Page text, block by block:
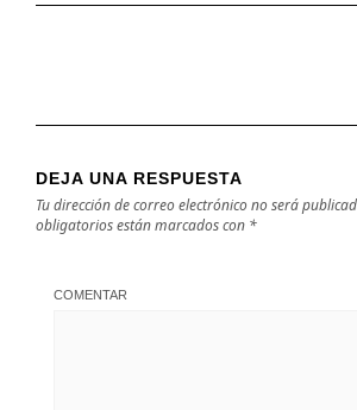
DEJA UNA RESPUESTA
Tu dirección de correo electrónico no será
obligatorios están marcados con *
COMENTAR